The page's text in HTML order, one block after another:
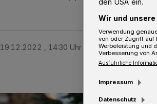
19.12.2022 , 14:30 Uhr Eine Minute Lesezeit
den USA ein.
Wir und
Verwendung
von oder Zugriff auf
Werbeleistung und
Verbesserung von
Ausführliche
Impressum
Datenschutz